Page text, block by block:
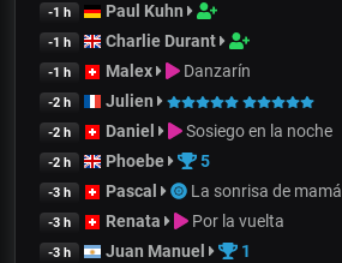
-1 h Paul Kuhn
-1 h Charlie Durant
-1 h Malex Danzarín
-2 h Julien
-2 h Daniel Sosiego en la noche
-2 h Phoebe 5
-3 h Pascal La sonrisa de mamá
-3 h Renata Por la vuelta
-3 h Juan Manuel 1